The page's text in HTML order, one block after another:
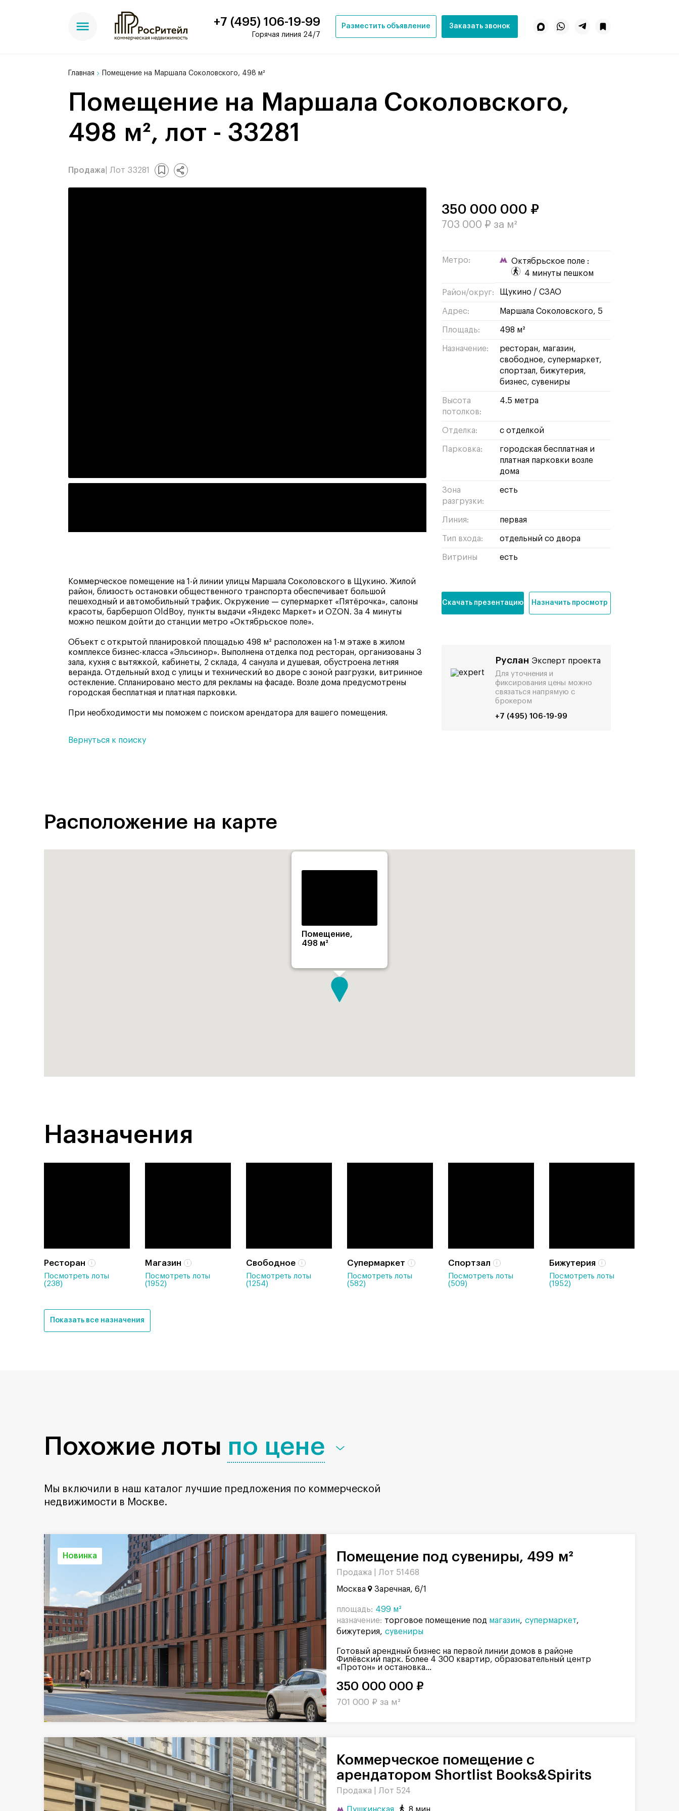
+7 (495) 106-19-99
Горячая линия 24/7
Разместить объявление Заказать звонок
Главная Помещение на Маршала Соколовского, 498 м²
Помещение на Маршала Соколовского,
498 м², лот - 33281
Продажа | Лот 33281
Коммерческое помещение на 1-й линии улицы Маршала Соколовского в Щукино. Жилой
район, близость остановки общественного транспорта обеспечивает большой
пешеходный и автомобильный трафик. Окружение — супермаркет «Пятёрочка», салоны
красоты, барбершоп OldBoy, пункты выдачи «Яндекс Маркет» и OZON. За 4 минуты
можно пешком дойти до станции метро «Октябрьское поле».
Объект с открытой планировкой площадью 498 м² расположен на 1-м этаже в жилом
комплексе бизнес-класса «Эльсинор». Выполнена отделка под ресторан, организованы 3
зала, кухня с вытяжкой, кабинеты, 2 склада, 4 санузла и душевая, обустроена летняя
веранда. Отдельный вход с улицы и технический во дворе с зоной разгрузки, витринное
остекление. Спланировано место для рекламы на фасаде. Возле дома предусмотрены
городская бесплатная и платная парковки.
При необходимости мы поможем с поиском арендатора для вашего помещения.
Вернуться к поиску
350 000 000 ₽
703 000 ₽ за м²
Метро:
Октябрьское поле :
4 минуты пешком
Район/округ: щукино / СЗАО
Адрес: Маршала Соколовского, 5
Площадь: 498 м²
Назначение: ресторан
магазин
свободное супермаркет
спортзал бижутерия
бизнес сувениры
Высота
потолков:
4.5 метра
Отделка: с отделкой
Парковка:
городская бесплатная и
платная парковки возле
дома
Зона
разгрузки:
есть
Линия: первая
Тип входа: отдельный со двора
Витрины есть
Скачать презентацию Назначить просмотр
Руслан Эксперт проекта
Для уточнения и
фиксирования цены можно
связаться напрямую с
брокером
+7 (495) 106-19-99
Расположение на карте
Помещение,
498 м²
Назначения
Ресторан
Посмотреть лоты
(238)
Магазин
Посмотреть лоты
(1952)
Свободное
Посмотреть лоты
(1254)
Супермаркет
Посмотреть лоты
(582)
Спортзал
Посмотреть лоты
(509)
Бижутерия
Посмотреть лоты
(1952)
Показать все назначения
Похожие лоты по цене
Мы включили в наш каталог лучшие предложения по коммерческой
недвижимости в Москве.
Коммерческое помещение с
арендатором Shortlist Books&Spirits
Продажа | Лот 524
Пушкинская 8 мин
Новинка Помещение под сувениры, 499 м²
Продажа | Лот 51468
Москва Заречная, 6/1
площадь: 499 м²
назначение: торговое помещение под магазин
супермаркет
бижутерия
сувениры
Готовый арендный бизнес на первой линии домов в районе
Филёвский парк. Более 4 300 квартир, образовательный центр
«Протон» и остановка...
350 000 000 ₽
701 000 ₽ за м²